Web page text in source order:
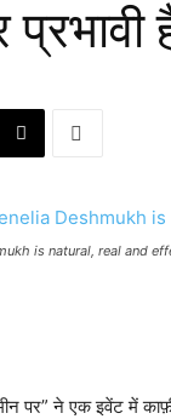
is natural, real and
पर” ने एक इवेंट में